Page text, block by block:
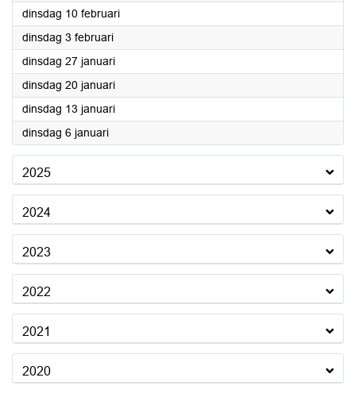
dinsdag 10 februari2026
dinsdag 3 februari2026
dinsdag 27 januari2026
dinsdag 20 januari2026
dinsdag 13 januari2026
dinsdag 6 januari2026
2025
2024
2023
2022
2021
2020